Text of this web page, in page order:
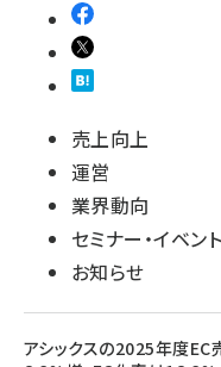
売上向上
運営
業界動向
セミナー・イベント
お知らせ
アシックスの2025年度